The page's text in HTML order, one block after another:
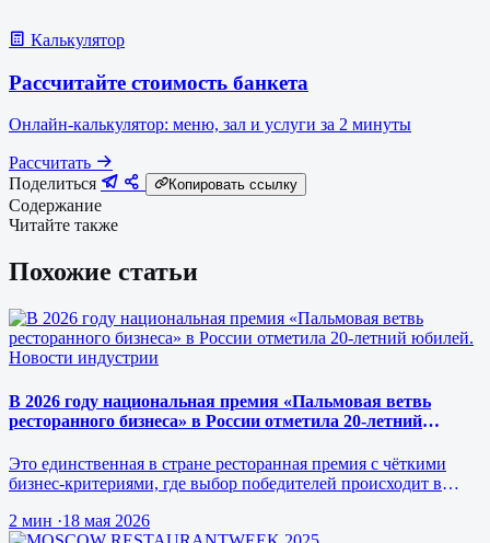
Калькулятор
Рассчитайте стоимость банкета
Онлайн-калькулятор: меню, зал и услуги за 2 минуты
Рассчитать
Поделиться
Копировать ссылку
Содержание
Читайте также
Похожие статьи
Новости индустрии
В 2026 году национальная премия «Пальмовая ветвь
ресторанного бизнеса» в России отметила 20-летний
Это единственная в стране ресторанная премия с чёткими
бизнес-критериями, где выбор победителей происходит в
2 мин ·18 мая 2026